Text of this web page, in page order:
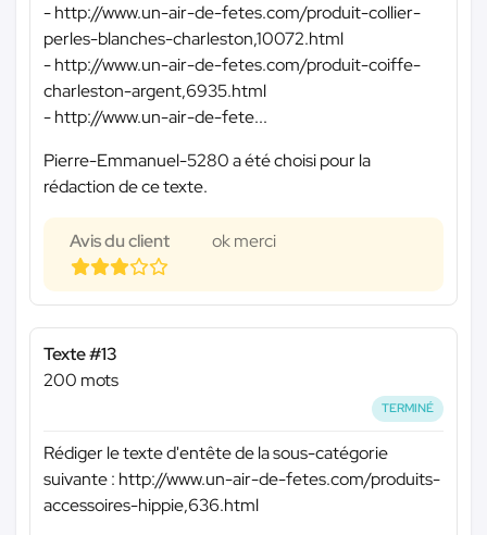
- http://www.un-air-de-fetes.com/produit-collier-
perles-blanches-charleston,10072.html
- http://www.un-air-de-fetes.com/produit-coiffe-
charleston-argent,6935.html
- http://www.un-air-de-fete...
Pierre-Emmanuel-5280 a été choisi pour la
rédaction de ce texte.
Avis du client ok merci
Texte #13
200 mots
TERMINÉ
Rédiger le texte d'entête de la sous-catégorie
suivante : http://www.un-air-de-fetes.com/produits-
accessoires-hippie,636.html